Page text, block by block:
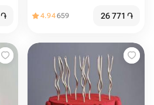
֏ 4.94659 26 771 ֏